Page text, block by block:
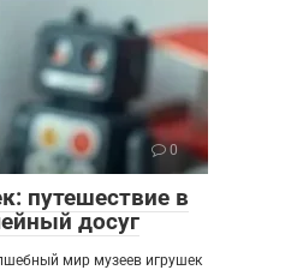
0
путешествие в
досуг
мир музеев игрушек